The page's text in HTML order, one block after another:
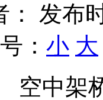
发布
： 小 大
空中架